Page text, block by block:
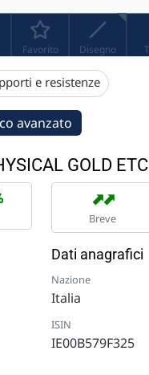
e resistenze
avanzato
GOLD ETC
➡
➡
Breve
Dati anagrafici
Nazione
Italia
ISIN
IE00B579F325